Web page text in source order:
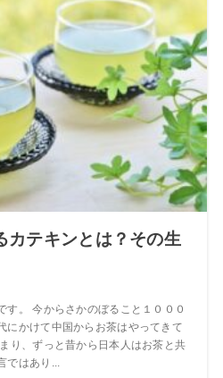
カテキンとは？その生
す。 今からさかのぼること１０００
にかけて中国からお茶はやってきて
り、ずっと昔から日本人はお茶と共
ではあり...